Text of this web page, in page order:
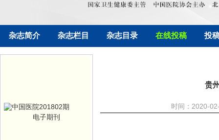
杂志简介 杂志栏目 杂志目录 在线投稿 投
电子期刊
贵
时间：2020-